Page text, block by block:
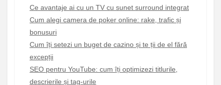
Ce avantaje ai cu un TV cu sunet surround integrat
Cum alegi camera de poker online: rake, trafic și
bonusuri
Cum îți setezi un buget de cazino și te ții de el fără
excepții
SEO pentru YouTube: cum îți optimizezi titlurile,
descrierile și tag-urile